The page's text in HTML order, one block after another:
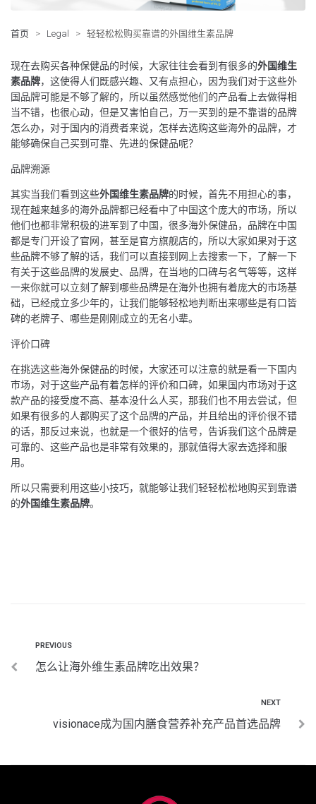
首页 > Legal > 轻轻松松购买靠谱的外国维生素品牌
现在去购买各种保健品的时候，大家往往会看到有很多的外国维生
素品牌，这使得人们既感兴趣、又有点担心，因为我们对于这些外
国品牌可能是不够了解的，所以虽然感觉他们的产品看上去做得相
当不错，也很心动，但是又害怕自己，万一买到的是不靠谱的品牌
怎么办，对于国内的消费者来说，怎样去选购这些海外的品牌，才
能够确保自己买到可靠、先进的保健品呢？
品牌溯源
其实当我们看到这些外国维生素品牌的时候，首先不用担心的事，
现在越来越多的海外品牌都已经看中了中国这个庞大的市场，所以
他们也都非常积极的进军到了中国，很多海外保健品，品牌在中国
都是专门开设了官网，甚至是官方旗舰店的，所以大家如果对于这
些品牌不够了解的话，我们可以直接到网上去搜索一下，了解一下
有关于这些品牌的发展史、品牌，在当地的口碑与名气等等，这样
一来你就可以立刻了解到哪些品牌是在海外也拥有着庞大的市场基
础，已经成立多少年的，让我们能够轻松地判断出来哪些是有口皆
碑的老牌子、哪些是刚刚成立的无名小辈。
评价口碑
在挑选这些海外保健品的时候，大家还可以注意的就是看一下国内
市场，对于这些产品有着怎样的评价和口碑，如果国内市场对于这
款产品的接受度不高、基本没什么人买，那我们也不用去尝试，但
如果有很多的人都购买了这个品牌的产品，并且给出的评价很不错
的话，那反过来说，也就是一个很好的信号，告诉我们这个品牌是
可靠的、这些产品也是非常有效果的，那就值得大家去选择和服
用。
所以只需要利用这些小技巧，就能够让我们轻轻松松地购买到靠谱
的外国维生素品牌。
PREVIOUS
怎么让海外维生素品牌吃出效果？
NEXT
visionace成为国内膳食营养补充产品首选品牌